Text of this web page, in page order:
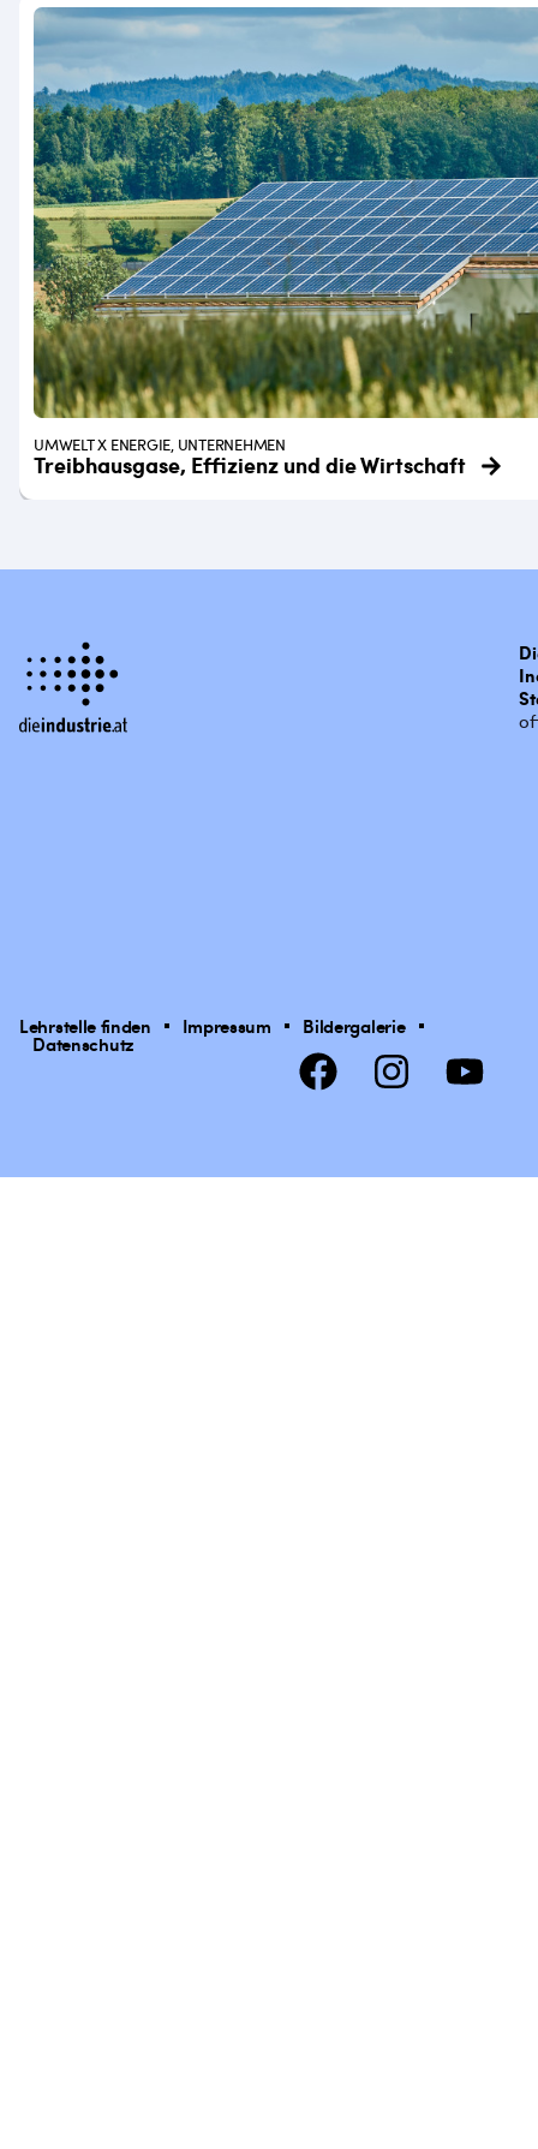
UMWELT X ENERGIE, UNTERNEHMEN
Treibhausgase, Effizienz und die Wirtschaft
Lehrstelle finden Impressum Bildergalerie
Datenschutz